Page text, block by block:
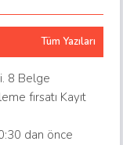
Tüm Yazıları
8 Belge
fırsatı Kayıt
dan önce